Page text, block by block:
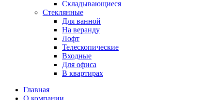
Складывающиеся
Стеклянные
Для ванной
На веранду
Лофт
Телескопические
Входные
Для офиса
В квартирах
Главная
О компании